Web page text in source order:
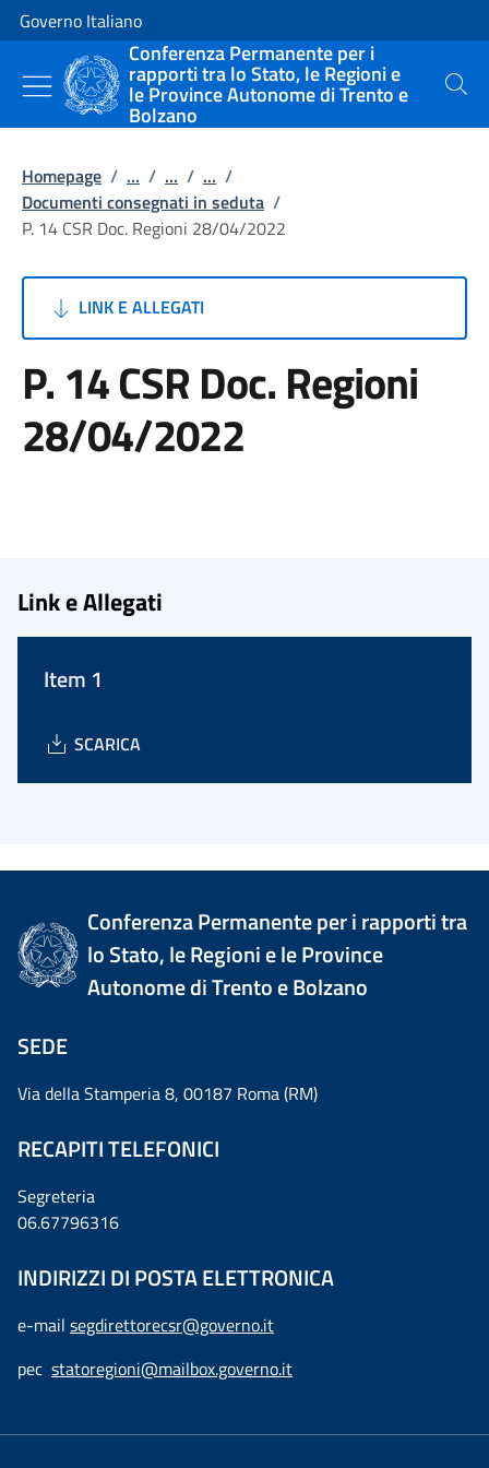
Vai al contenuto
Vai alla navigazione del sito
Governo Italiano
Conferenza Permanente per i
rapporti tra lo Stato, le Regioni e
le Province Autonome di Trento e
Bolzano
Cerca
Homepage / ... / ... / ... /
Documenti consegnati in seduta /
P. 14 CSR Doc. Regioni 28/04/2022
LINK E ALLEGATI
P. 14 CSR Doc. Regioni
28/04/2022
Link e Allegati
Item 1
SCARICA
Conferenza Permanente per i rapporti tra
lo Stato, le Regioni e le Province
Autonome di Trento e Bolzano
SEDE
Via della Stamperia 8, 00187 Roma (RM)
RECAPITI TELEFONICI
Segreteria
06.67796316
INDIRIZZI DI POSTA ELETTRONICA
e-mail segdirettorecsr@governo.it
pec statoregioni@mailbox.governo.it